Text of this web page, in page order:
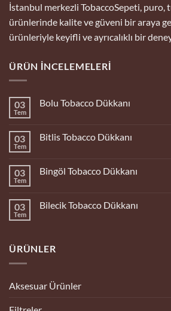
İstanbul merkezli TobaccoSepeti, puro,
ürünlerinde kalite ve güveni bir araya
ürünleriyle keyifli ve ayrıcalıklı bir
ÜRÜN İNCELEMELERI
03
Tem
Bolu Tobacco Dükkanı
Tobacco
03
Tem
Bitlis Tobacco Dükkanı
Tobacco
03
Tem
Bingöl Tobacco Dükkanı
Tobacco
03
Tem
Bilecik Tobacco Dükkanı
Dükkanı
ÜRÜNLER
Aksesuar Ürünler